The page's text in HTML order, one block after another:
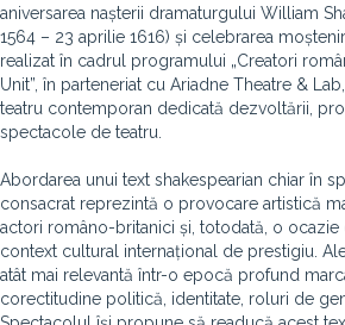
aniversarea nașterii dramaturgului William
1564 – 23 aprilie 1616) și celebrarea
realizat în cadrul programului „Creatori
Unit”, în parteneriat cu Ariadne Theatre &
teatru contemporan dedicată dezvoltării,
spectacole de teatru.
Abordarea unui text shakespearian chiar în
consacrat reprezintă o provocare artistică
actori româno-britanici și, totodată, o ocazie
context cultural internațional de prestigiu.
atât mai relevantă într-o epocă profund
corectitudine politică, identitate, roluri de